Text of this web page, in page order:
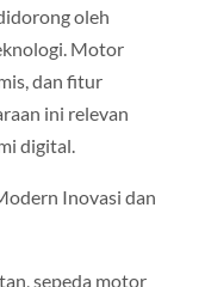
oleh
Motor
dan fitur
ini relevan
digital.
Inovasi dan
sepeda motor